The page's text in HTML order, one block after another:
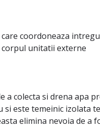
coordoneaza
corpul unitatii externe
a colecta si drena apa
este temeinic izolata
elimina nevoia de a